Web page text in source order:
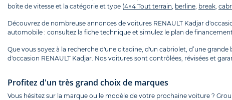
boîte de vitesse et la catégorie et type (4×4 Tout terrain berline break
Découvrez de nombreuse annonces de voitures RENAULT Kadjar
automobile : consultez la fiche technique et simulez le plan de
Que vous soyez à la recherche d'une citadine, d'un cabriolet, d’une
d'occasion RENAULT Kadjar. Nos voitures sont contrôlées, révisées et
Profitez d'un très grand choix de marques
Vous hésitez sur la marque ou le modèle de votre prochaine voiture ?